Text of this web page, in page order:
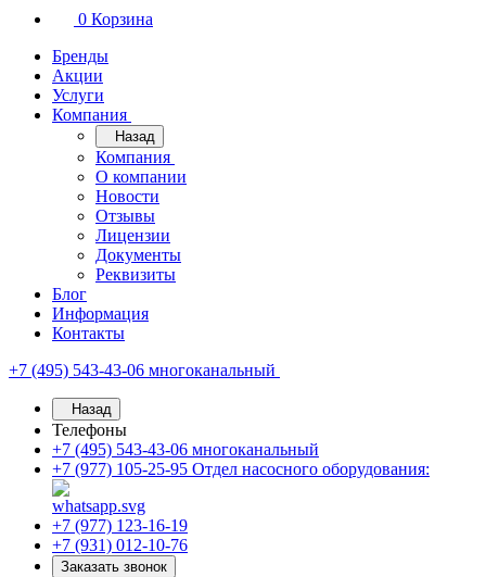
0 Корзина
Бренды
Акции
Услуги
Компания
Назад
Компания
О компании
Новости
Отзывы
Лицензии
Документы
Реквизиты
Блог
Информация
Контакты
+7 (495) 543-43-06 многоканальный
Назад
Телефоны
+7 (495) 543-43-06 многоканальный
+7 (977) 105-25-95 Отдел насосного оборудования:
+7 (977) 123-16-19
+7 (931) 012-10-76
Заказать звонок